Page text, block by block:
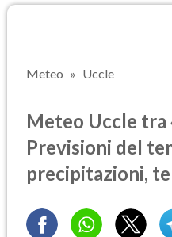
Meteo Uccle
Meteo Uccle tra
Previsioni del
precipitazioni,